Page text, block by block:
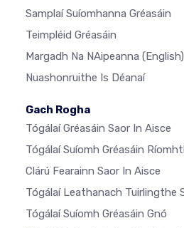
Samplaí Suíomhanna Gréasáin
Teimpléid Gréasáin
Margadh Na NAipeanna (English)
Nuashonruithe Is Déanaí
Gach Rogha
Tógálaí Gréasáin Saor In Aisce
Tógálaí Suíomh Gréasáin
Clárú Fearainn Saor In Aisce
Tógálaí Leathanach Tuirlingthe
Tógálaí Suíomh Gréasáin Gnó